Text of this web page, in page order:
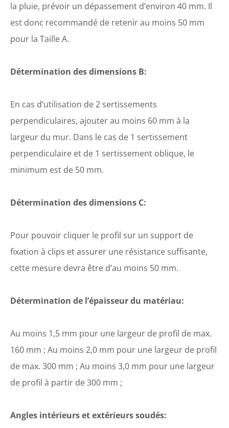
la pluie, prévoir un dépassement d’environ 40 mm. Il
est donc recommandé de retenir au moins 50 mm
pour la Taille A.
Détermination des dimensions B:
En cas d’utilisation de 2 sertissements
perpendiculaires, ajouter au moins 60 mm à la
largeur du mur. Dans le cas de 1 sertissement
perpendiculaire et de 1 sertissement oblique, le
minimum est de 50 mm.
Détermination des dimensions C:
Pour pouvoir cliquer le profil sur un support de
fixation à clips et assurer une résistance suffisante,
cette mesure devra être d’au moins 50 mm.
Détermination de l’épaisseur du matériau:
Au moins 1,5 mm pour une largeur de profil de max.
160 mm ; Au moins 2,0 mm pour une largeur de profil
de max. 300 mm ; Au moins 3,0 mm pour une largeur
de profil à partir de 300 mm ;
Angles intérieurs et extérieurs soudés: